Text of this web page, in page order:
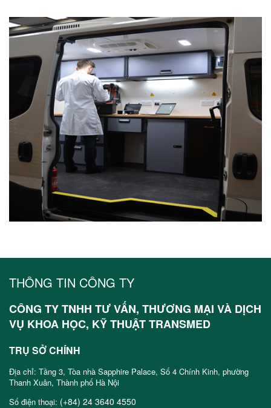
THÔNG TIN CÔNG TY
CÔNG TY TNHH TƯ VẤN, THƯƠNG MẠI VÀ DỊCH
VỤ KHOA HỌC, KỸ THUẬT TRANSMED
TRỤ SỞ CHÍNH
Địa chỉ: Tầng 3, Tòa nhà Sapphire Palace, Số 4 Chính Kinh, phường
Thanh Xuân, Thành phố Hà Nội
Số điện thoại: (+84) 24 3640 4550